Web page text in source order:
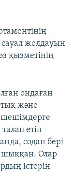
сауал жолдауын
қызметінің
ондаған
және
етіп
содан бері
шыққан. Олар
істерін